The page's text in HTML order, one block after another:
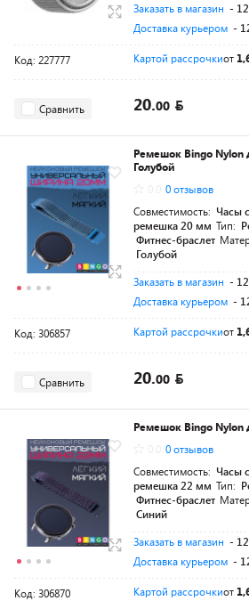
Заказать в магазин - 12
Доставка курьером -
Код: 227777 Картой рассрочкиот
Сравнить 20.00
Ремешок Bingo Nylon
Голубой
0 отзывов
Совместимость: Часы
ремешка 20 мм Тип:
Фитнес-браслет
Голубой
Заказать в магазин - 12
Доставка курьером -
Код: 306857 Картой рассрочкиот
Сравнить 20.00
Ремешок Bingo Nylon
0 отзывов
Совместимость: Часы
ремешка 22 мм Тип:
Фитнес-браслет
Синий
Заказать в магазин - 12
Доставка курьером -
Код: 306870 Картой рассрочкиот